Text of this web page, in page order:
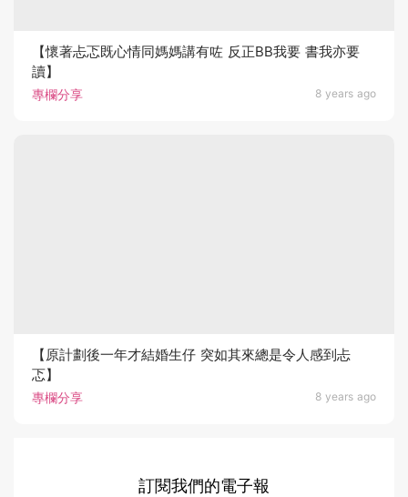
專欄分享 8 years ago
【懷著忐忑既心情同媽媽講有咗 反正BB我要 書我亦要
讀】
專欄分享 8 years ago
【原計劃後一年才結婚生仔 突如其來總是令人感到忐
忑】
訂閱我們的電子報